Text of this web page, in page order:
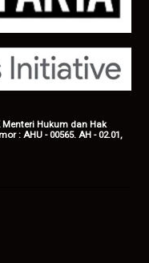
Menteri Hukum dan Hak
: AHU - 00565. AH - 02.01,